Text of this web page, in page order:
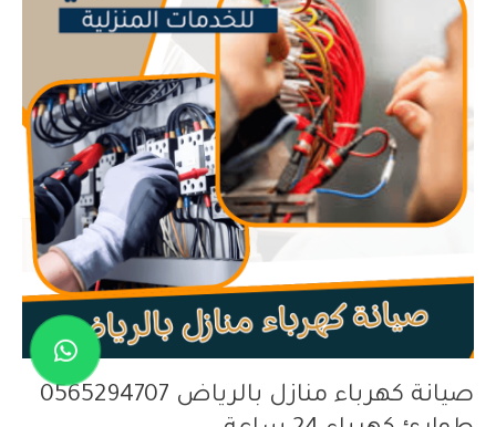
صيانة كهرباء منازل بالرياض 0565294707
بالرياض
طوارئ
كهرباء